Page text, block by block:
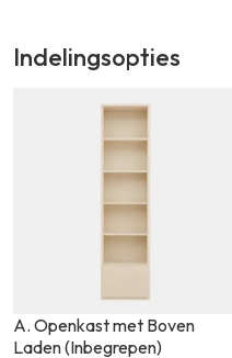
Indelingsopties
A. Openkast met Boven
Laden (Inbegrepen)